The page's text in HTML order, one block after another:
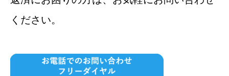
ください。